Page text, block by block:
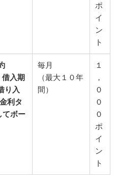
ポ
イ
ン
ト
入期
り入
利タ
てボー
毎月
（最大１０年
間）
１
，
０
０
０
ポ
イ
ン
ト